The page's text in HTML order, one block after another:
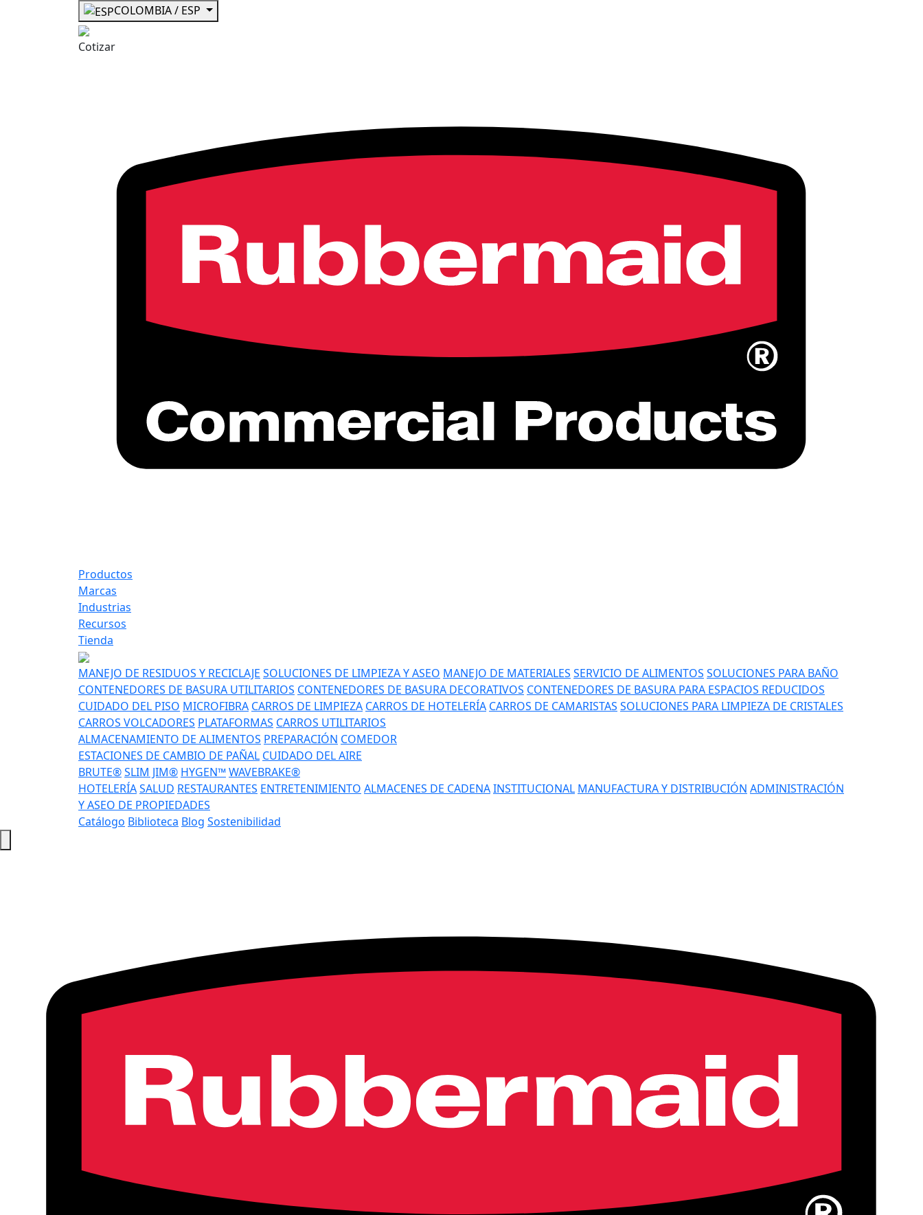
COLOMBIA / ESP
Cotizar
Productos
Marcas
Industrias
Recursos
Tienda
MANEJO DE RESIDUOS Y RECICLAJE SOLUCIONES DE LIMPIEZA Y ASEO MANEJO DE MATERIALES SERVICIO DE ALIMENTOS SOLUCIONES PARA BAÑO
CONTENEDORES DE BASURA UTILITARIOS CONTENEDORES DE BASURA DECORATIVOS CONTENEDORES DE BASURA PARA ESPACIOS REDUCIDOS
CUIDADO DEL PISO MICROFIBRA CARROS DE LIMPIEZA CARROS DE HOTELERÍA CARROS DE CAMARISTAS SOLUCIONES PARA LIMPIEZA DE CRISTALES
CARROS VOLCADORES PLATAFORMAS CARROS UTILITARIOS
ALMACENAMIENTO DE ALIMENTOS PREPARACIÓN COMEDOR
ESTACIONES DE CAMBIO DE PAÑAL CUIDADO DEL AIRE
BRUTE®SLIM JIM® HYGEN™WAVEBRAKE®
HOTELERÍASALUD RESTAURANTES ENTRETENIMIENTO ALMACENES DE CADENAINSTITUCIONAL MANUFACTURA Y DISTRIBUCIÓN ADMINISTRACIÓN
Y ASEO DE PROPIEDADES
Catálogo Biblioteca Blog Sostenibilidad